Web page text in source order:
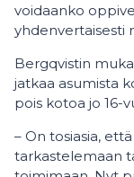
voidaanko
yhdenvertaisesti
Bergqvistin
jatkaa asumista
pois kotoa jo 16-
– On tosiasia,
tarkastelemaan